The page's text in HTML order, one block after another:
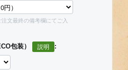
文最終の備考欄にてご入
包装） :